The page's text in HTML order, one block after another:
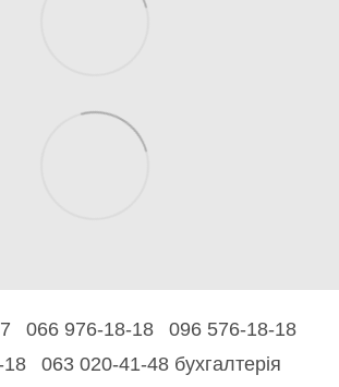
066 976-18-18
096 576-18-18
18
063 020-41-48 бухгалтерія